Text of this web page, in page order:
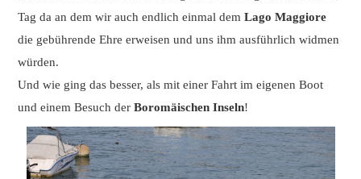
Tag da an dem wir auch endlich einmal demLago Maggiore
die gebührende Ehre erweisen und uns ihm ausführlich widmen
würden.
Und wie ging das besser, als mit einer Fahrt im eigenen Boot
und einem Besuch derBoromäischen Inseln!